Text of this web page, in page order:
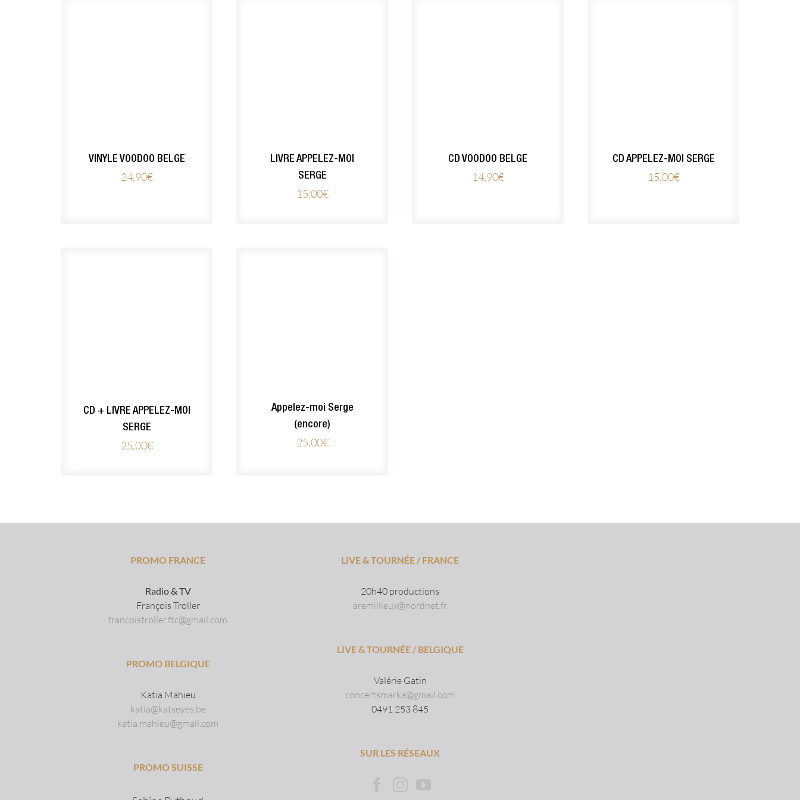
VINYLE VOODOO BELGE
24,90€
LIVRE APPELEZ-MOI
SERGE
15,00€
CD VOODOO BELGE
14,90€
CD APPELEZ-MOI SERGE
15,00€
CD + LIVRE APPELEZ-MOI
SERGE
25,00€
Appelez-moi Serge
(encore)
25,00€
PROMO FRANCE
Radio & TV
François Troller
francoistroller.ftc@gmail.com
PROMO BELGIQUE
Katia Mahieu
katia@katseyes.be
katia.mahieu@gmail.com
PROMO SUISSE
LIVE & TOURNÉE / FRANCE
20h40 productions
aremillieux@nordnet.fr
LIVE & TOURNÉE / BELGIQUE
Valérie Gatin
concertsmarka@gmail.com
0491 253 845
SUR LES RÉSEAUX